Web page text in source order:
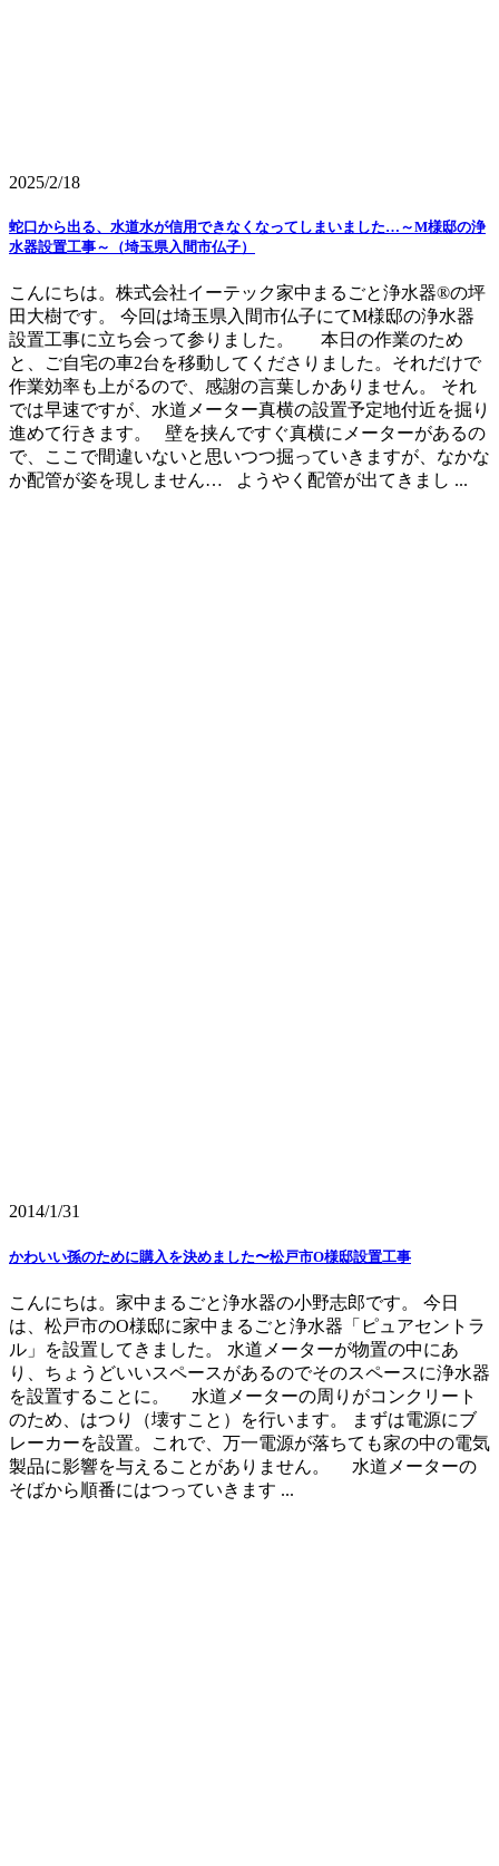
2025/2/18
蛇口から出る、水道水が信用できなくなってしまいました…～M様邸の浄
水器設置工事～（埼玉県入間市仏子）
こんにちは。株式会社イーテック家中まるごと浄水器®の坪
田大樹です。 今回は埼玉県入間市仏子にてM様邸の浄水器
設置工事に立ち会って参りました。 本日の作業のため
と、ご自宅の車2台を移動してくださりました。それだけで
作業効率も上がるので、感謝の言葉しかありません。 それ
では早速ですが、水道メーター真横の設置予定地付近を掘り
進めて行きます。 壁を挟んですぐ真横にメーターがあるの
で、ここで間違いないと思いつつ掘っていきますが、なかな
か配管が姿を現しません… ようやく配管が出てきまし ...
2014/1/31
かわいい孫のために購入を決めました〜松戸市O様邸設置工事
こんにちは。家中まるごと浄水器の小野志郎です。 今日
は、松戸市のO様邸に家中まるごと浄水器「ピュアセントラ
ル」を設置してきました。 水道メーターが物置の中にあ
り、ちょうどいいスペースがあるのでそのスペースに浄水器
を設置することに。 水道メーターの周りがコンクリート
のため、はつり（壊すこと）を行います。 まずは電源にブ
レーカーを設置。これで、万一電源が落ちても家の中の電気
製品に影響を与えることがありません。 水道メーターの
そばから順番にはつっていきます ...